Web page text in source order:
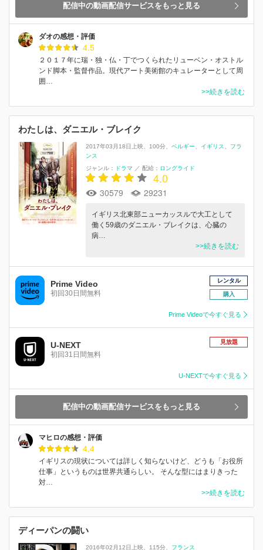
配信中の動画配信サービスをもっと見る
ダオの感想・評価
4.5
２０１７年に瑞・独・仏・丁でつくられたリューベン・オストル
ンド脚本・監督作品。現代アート美術館のキュレーターとして周
囲…
>>続きを読む
わたしは、ダニエル・ブレイク
2017年03月18日上映 100分 ベルギー イギリス
フラ
ンス
ジャンル：
ドラマ ／ 配給： ロングライド
4.0
30579 29231
イギリス北東部ニューカッスルで大工として
働く59歳のダニエル・ブレイクは、心臓の
病…
>>続きを読む
Prime Video
初回30日間無料
レンタル
購入
Prime Videoで今すぐ見る
U-NEXT
初回31日間無料
見放題
U-NEXTで今すぐ見る
配信中の動画配信サービスをもっと見る
マヒロの感想・評価
4.4
イギリスの現状については詳しく知らないけど、どうも「お役所
仕事」というものは世界共通らしい。 そんな型にはまりきった
対…
>>続きを読む
ディーパンの闘い
2016年02月12日上映 115分
フランス